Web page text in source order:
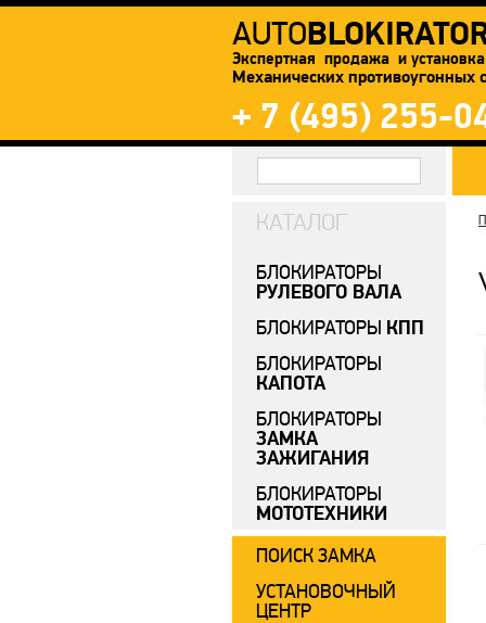
AUTO
Экспертная продажа и установка
Механических противоугонных
+ 7 (495) 255-
КАТАЛОГ
БЛОКИРАТОРЫ
РУЛЕВОГО ВАЛА
БЛОКИРАТОРЫ КПП
БЛОКИРАТОРЫ
КАПОТА
БЛОКИРАТОРЫ
ЗАМКА
ЗАЖИГАНИЯ
БЛОКИРАТОРЫ
МОТОТЕХНИКИ
ПОИСК ЗАМКА
УСТАНОВОЧНЫЙ
ЦЕНТР